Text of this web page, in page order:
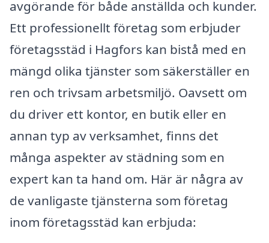
avgörande för både anställda och kunder.
Ett professionellt företag som erbjuder
företagsstäd i Hagfors kan bistå med en
mängd olika tjänster som säkerställer en
ren och trivsam arbetsmiljö. Oavsett om
du driver ett kontor, en butik eller en
annan typ av verksamhet, finns det
många aspekter av städning som en
expert kan ta hand om. Här är några av
de vanligaste tjänsterna som företag
inom företagsstäd kan erbjuda: